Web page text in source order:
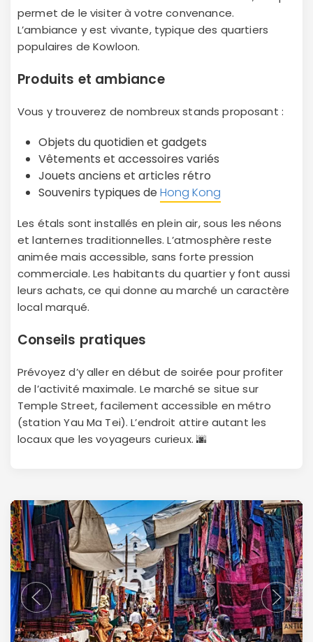
permet de le visiter à votre convenance.
L’ambiance y est vivante, typique des quartiers
populaires de Kowloon.
Produits et ambiance
Vous y trouverez de nombreux stands proposant :
Objets du quotidien et gadgets
Vêtements et accessoires variés
Jouets anciens et articles rétro
Souvenirs typiques deHong Kong
Les étals sont installés en plein air, sous les néons
et lanternes traditionnelles. L’atmosphère reste
animée mais accessible, sans forte pression
commerciale. Les habitants du quartier y font aussi
leurs achats, ce qui donne au marché un caractère
local marqué.
Conseils pratiques
Prévoyez d’y aller en début de soirée pour profiter
de l’activité maximale. Le marché se situe sur
Temple Street, facilement accessible en métro
(station Yau Ma Tei). L’endroit attire autant les
locaux que les voyageurs curieux. 🌆